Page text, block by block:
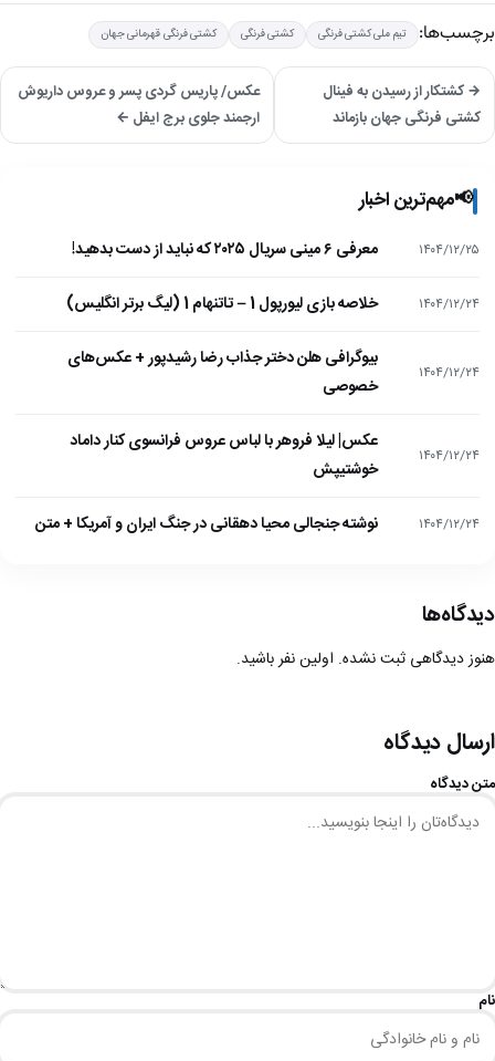
برچسب‌ها: تیم ملی کشتی فرنگی کشتی فرنگی کشتی فرنگی قهرمانی جهان
→ کشتکار از رسیدن به فینال
کشتی فرنگی جهان بازماند
عکس/ پاریس گردی پسر و عروس داریوش
ارجمند جلوی برج ایفل ←
📢مهم‌ترین اخبار
۱۴۰۴/۱۲/۲۵ معرفی ۶ مینی سریال ۲۰۲۵ که نباید از دست بدهید!
۱۴۰۴/۱۲/۲۴ خلاصه بازی لیورپول 1 – تاتنهام 1 (لیگ برتر انگلیس)
۱۴۰۴/۱۲/۲۴
بیوگرافی هلن دختر جذاب رضا رشیدپور + عکس‌های
خصوصی
۱۴۰۴/۱۲/۲۴
عکس| لیلا فروهر با لباس عروس فرانسوی کنار داماد
خوشتیپش
۱۴۰۴/۱۲/۲۴ نوشته جنجالی محیا دهقانی در جنگ ایران و آمریکا + متن
دیدگاه‌ها
هنوز دیدگاهی ثبت نشده. اولین نفر باشید.
ارسال دیدگاه
متن دیدگاه
نام